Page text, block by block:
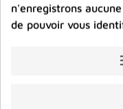
symbolise la
vertus tout aussi
personnellement,
n'enregistrons
de pouvoir vous